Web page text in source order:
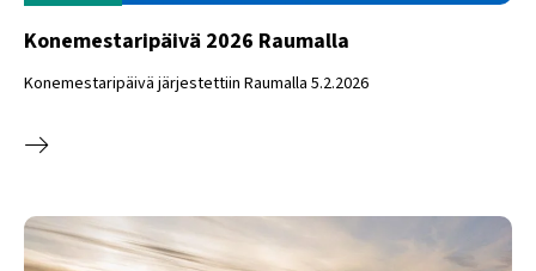
Konemestaripäivä 2026 Raumalla
Konemestaripäivä järjestettiin Raumalla 5.2.2026